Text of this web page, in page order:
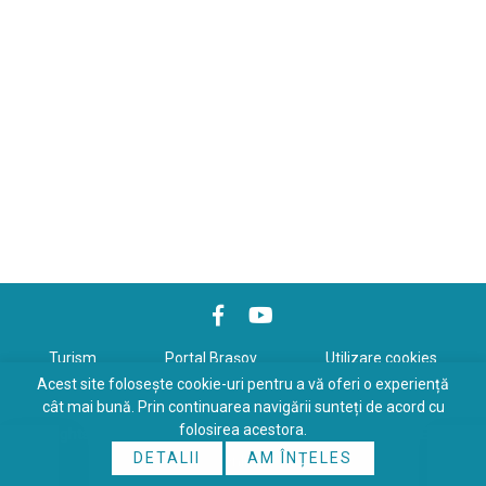
Turism Portal Braşov Utilizare cookies
Politică de confidenţialitate
Copyrights © 2026 All Rights Reserved. Powered by
Online
Acest site folosește cookie-uri pentru a vă oferi o experiență
cât mai bună. Prin continuarea navigării sunteți de acord cu
folosirea acestora.
DETALII
AM ÎNȚELES